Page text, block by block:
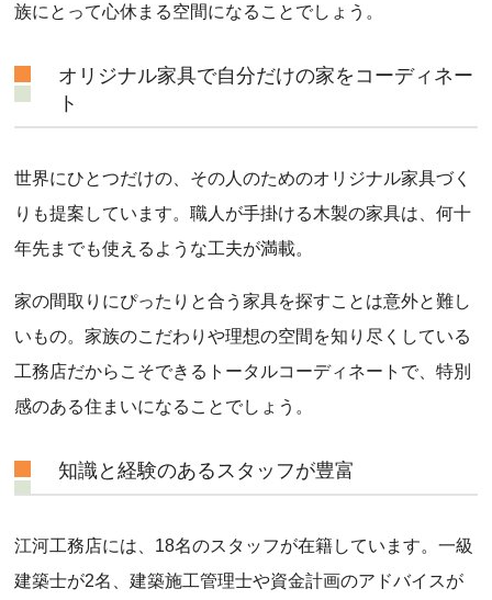
族にとって心休まる空間になることでしょう。
オリジナル家具で自分だけの家をコーディネー
ト
世界にひとつだけの、その人のためのオリジナル家具づく
りも提案しています。職人が手掛ける木製の家具は、何十
年先までも使えるような工夫が満載。
家の間取りにぴったりと合う家具を探すことは意外と難し
いもの。家族のこだわりや理想の空間を知り尽くしている
工務店だからこそできるトータルコーディネートで、特別
感のある住まいになることでしょう。
知識と経験のあるスタッフが豊富
江河工務店には、18名のスタッフが在籍しています。一級
建築士が2名、建築施工管理士や資金計画のアドバイスが